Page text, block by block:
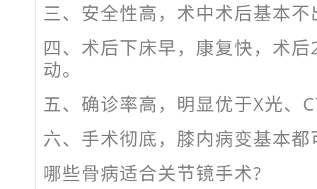
三、安全性高，术中术后基本不
四、术后下床早，康复快，术
动。
五、确诊率高，明显优于X光、
六、手术彻底，膝内病变基本
哪些骨病适合关节镜手术?